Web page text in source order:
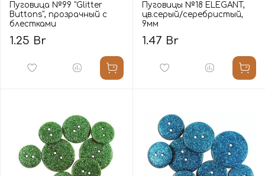
Пуговица №99 "Glitter
Buttons", прозрачный с
блестками
1.25 Br
Пуговицы №18 ELEGANT,
цв.серый/серебристый,
9мм
1.47 Br